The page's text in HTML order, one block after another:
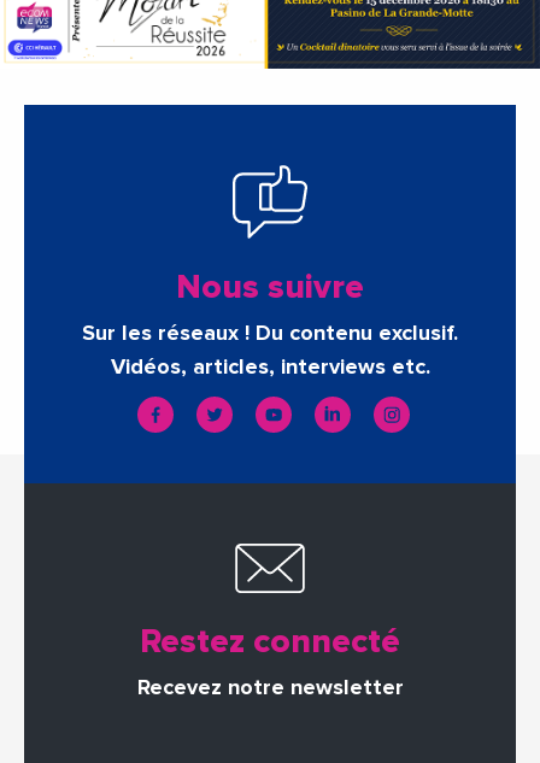
Nous suivre
Sur les réseaux ! Du contenu exclusif.
Vidéos, articles, interviews etc.
Restez connecté
Recevez notre newsletter